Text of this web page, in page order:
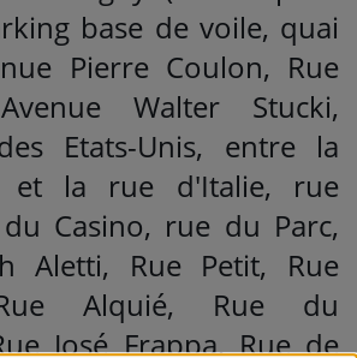
base de voile, quai
Pierre Coulon, Rue
Walter Stucki,
Etats-Unis, entre la
et la rue d'Italie, rue
Casino, rue du Parc,
Aletti, Rue Petit, Rue
Alquié, Rue du
José Frappa, Rue de